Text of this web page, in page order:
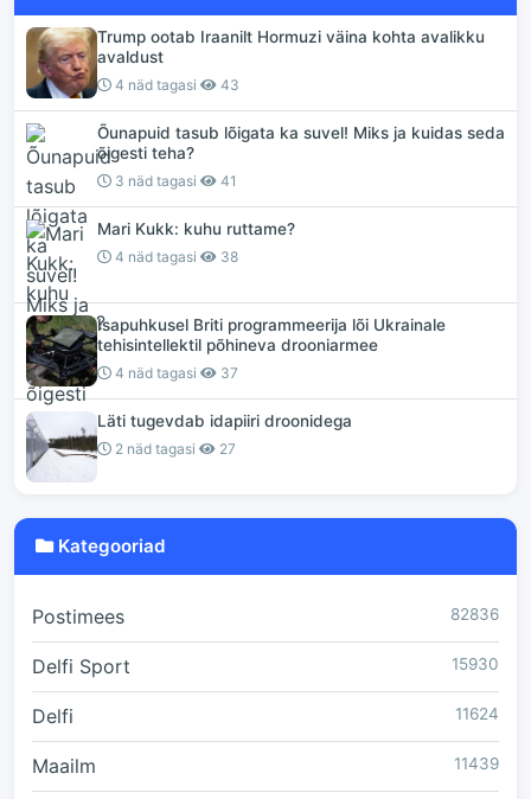
Trump ootab Iraanilt Hormuzi väina kohta avalikku
avaldust
4 näd tagasi 43
Õunapuid tasub lõigata ka suvel! Miks ja kuidas seda
õigesti teha?
3 näd tagasi 41
Mari Kukk: kuhu ruttame?
4 näd tagasi 38
Isapuhkusel Briti programmeerija lõi Ukrainale
tehisintellektil põhineva drooniarmee
4 näd tagasi 37
Läti tugevdab idapiiri droonidega
2 näd tagasi 27
Kategooriad
Postimees 82836
Delfi Sport 15930
Delfi 11624
Maailm 11439